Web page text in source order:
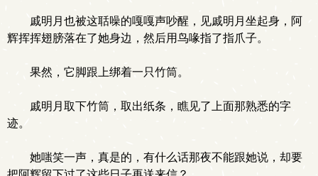
戚明月也被这聒噪的嘎嘎声吵醒，见戚明月坐起身，阿
辉挥挥翅膀落在了她身边，然后用鸟喙指了指爪子。
果然，它脚跟上绑着一只竹筒。
戚明月取下竹筒，取出纸条，瞧见了上面那熟悉的字
迹。
她嗤笑一声，真是的，有什么话那夜不能跟她说，却要